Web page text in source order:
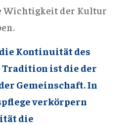
Wichtigkeit der Kultur
Kontinuität des
Tradition ist die der
Gemeinschaft.In
verkörpern
ät die